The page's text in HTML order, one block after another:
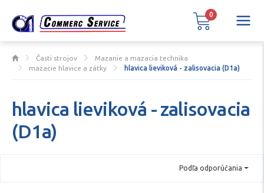
Časti strojov
Mazanie a mazacia technika
mazacie hlavice a zátky
hlavica lieviková - zalisovacia (D1a)
hlavica lieviková - zalisovacia
(D1a)
Podľa odporúčania
0